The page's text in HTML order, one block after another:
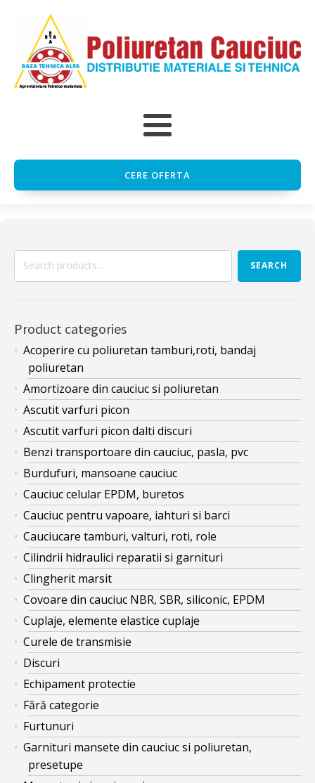
CERE OFERTA
Search
SEARCH
Product categories
Acoperire cu poliuretan tamburi,roti, bandaj
poliuretan
Amortizoare din cauciuc si poliuretan
Ascutit varfuri picon
Ascutit varfuri picon dalti discuri
Benzi transportoare din cauciuc, pasla, pvc
Burdufuri, mansoane cauciuc
Cauciuc celular EPDM, buretos
Cauciuc pentru vapoare, iahturi si barci
Cauciucare tamburi, valturi, roti, role
Cilindrii hidraulici reparatii si garnituri
Clingherit marsit
Covoare din cauciuc NBR, SBR, siliconic, EPDM
Cuplaje, elemente elastice cuplaje
Curele de transmisie
Discuri
Echipament protectie
Fără categorie
Furtunuri
Garnituri mansete din cauciuc si poliuretan,
presetupe